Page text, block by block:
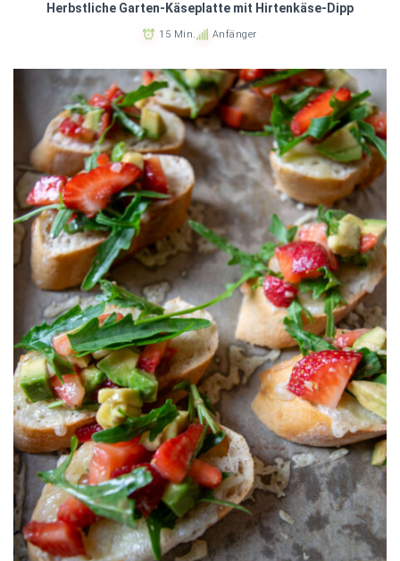
Herbstliche Garten-Käseplatte mit Hirtenkäse-Dipp
15 Min. Anfänger